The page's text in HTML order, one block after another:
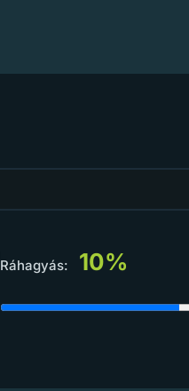
Ráhagyás: 10%